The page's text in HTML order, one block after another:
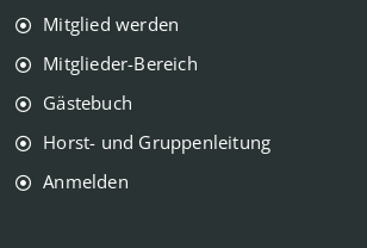
Mitglied werden
Mitglieder-Bereich
Gästebuch
Horst- und Gruppenleitung
Anmelden